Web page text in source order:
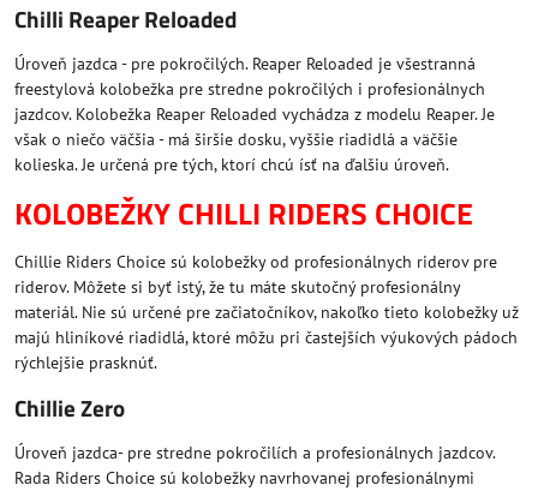
Chilli Reaper Reloaded
Úroveň jazdca - pre pokročilých. Reaper Reloaded je všestranná
freestylová kolobežka pre stredne pokročilých i profesionálnych
jazdcov. Kolobežka Reaper Reloaded vychádza z modelu Reaper. Je
však o niečo väčšia - má širšie dosku, vyššie riadidlá a väčšie
kolieska. Je určená pre tých, ktorí chcú ísť na ďalšiu úroveň.
KOLOBEŽKY CHILLI RIDERS CHOICE
Chillie Riders Choice sú kolobežky od profesionálnych riderov pre
riderov. Môžete si byť istý, že tu máte skutočný profesionálny
materiál. Nie sú určené pre začiatočníkov, nakoľko tieto kolobežky už
majú hliníkové riadidlá, ktoré môžu pri častejších výukových pádoch
rýchlejšie prasknúť.
Chillie Zero
Úroveň jazdca- pre stredne pokročilích a profesionálnych jazdcov.
Rada Riders Choice sú kolobežky navrhovanej profesionálnymi